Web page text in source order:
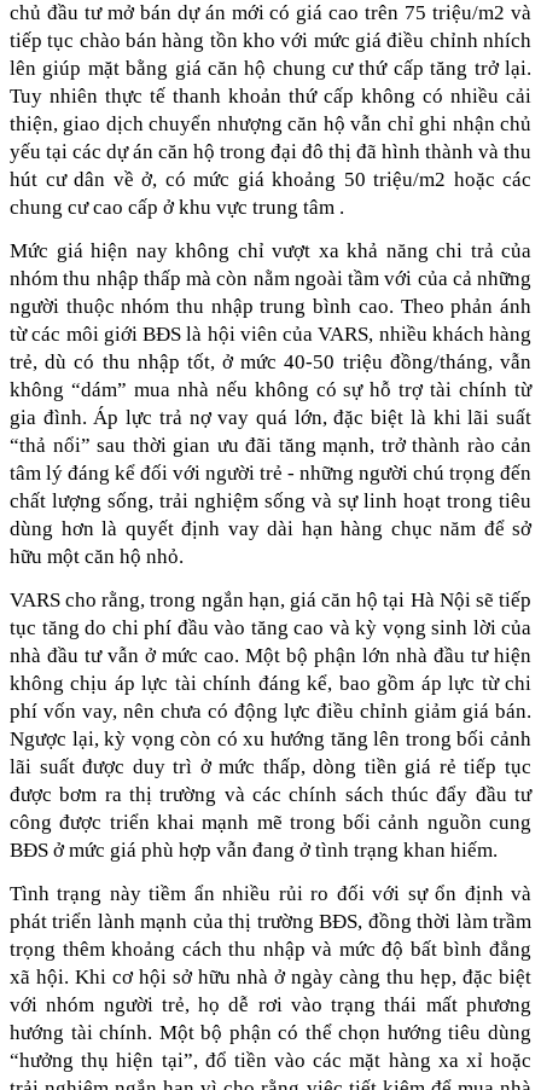
chủ đầu tư mở bán dự án mới có giá cao trên 75 triệu/m2 và
tiếp tục chào bán hàng tồn kho với mức giá điều chỉnh nhích
lên giúp mặt bằng giá căn hộ chung cư thứ cấp tăng trở lại.
Tuy nhiên thực tế thanh khoản thứ cấp không có nhiều cải
thiện, giao dịch chuyển nhượng căn hộ vẫn chỉ ghi nhận chủ
yếu tại các dự án căn hộ trong đại đô thị đã hình thành và thu
hút cư dân về ở, có mức giá khoảng 50 triệu/m2 hoặc các
chung cư cao cấp ở khu vực trung tâm .
Mức giá hiện nay không chỉ vượt xa khả năng chi trả của
nhóm thu nhập thấp mà còn nằm ngoài tầm với của cả những
người thuộc nhóm thu nhập trung bình cao. Theo phản ánh
từ các môi giới BĐS là hội viên của VARS, nhiều khách hàng
trẻ, dù có thu nhập tốt, ở mức 40-50 triệu đồng/tháng, vẫn
không “dám” mua nhà nếu không có sự hỗ trợ tài chính từ
gia đình. Áp lực trả nợ vay quá lớn, đặc biệt là khi lãi suất
“thả nổi” sau thời gian ưu đãi tăng mạnh, trở thành rào cản
tâm lý đáng kể đối với người trẻ - những người chú trọng đến
chất lượng sống, trải nghiệm sống và sự linh hoạt trong tiêu
dùng hơn là quyết định vay dài hạn hàng chục năm để sở
hữu một căn hộ nhỏ.
VARS cho rằng, trong ngắn hạn, giá căn hộ tại Hà Nội sẽ tiếp
tục tăng do chi phí đầu vào tăng cao và kỳ vọng sinh lời của
nhà đầu tư vẫn ở mức cao. Một bộ phận lớn nhà đầu tư hiện
không chịu áp lực tài chính đáng kể, bao gồm áp lực từ chi
phí vốn vay, nên chưa có động lực điều chỉnh giảm giá bán.
Ngược lại, kỳ vọng còn có xu hướng tăng lên trong bối cảnh
lãi suất được duy trì ở mức thấp, dòng tiền giá rẻ tiếp tục
được bơm ra thị trường và các chính sách thúc đẩy đầu tư
công được triển khai mạnh mẽ trong bối cảnh nguồn cung
BĐS ở mức giá phù hợp vẫn đang ở tình trạng khan hiếm.
Tình trạng này tiềm ẩn nhiều rủi ro đối với sự ổn định và
phát triển lành mạnh của thị trường BĐS, đồng thời làm trầm
trọng thêm khoảng cách thu nhập và mức độ bất bình đẳng
xã hội. Khi cơ hội sở hữu nhà ở ngày càng thu hẹp, đặc biệt
với nhóm người trẻ, họ dễ rơi vào trạng thái mất phương
hướng tài chính. Một bộ phận có thể chọn hướng tiêu dùng
“hưởng thụ hiện tại”, đổ tiền vào các mặt hàng xa xỉ hoặc